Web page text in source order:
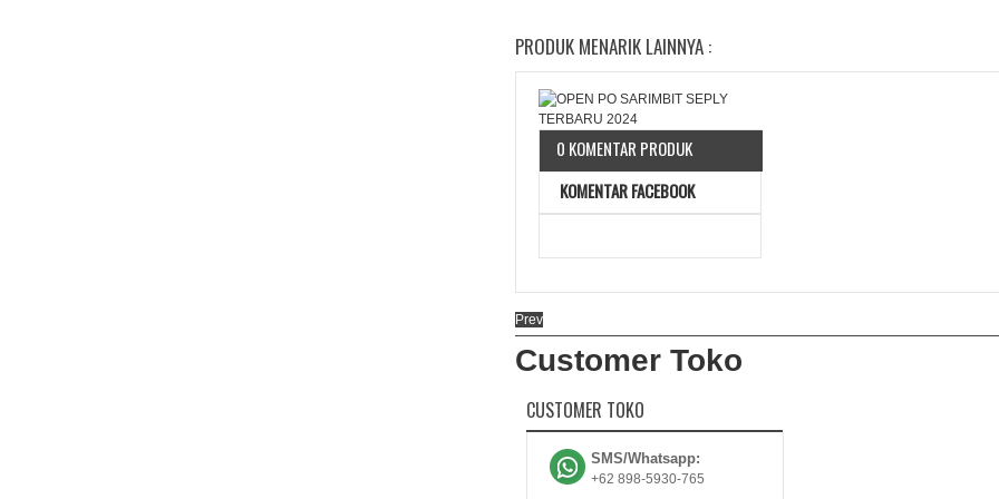
PRODUK MENARIK LAINNYA :
0 KOMENTAR PRODUK
KOMENTAR FACEBOOK
Prev
Customer Toko
CUSTOMER TOKO
SMS/Whatsapp:
+62 898-5930-765